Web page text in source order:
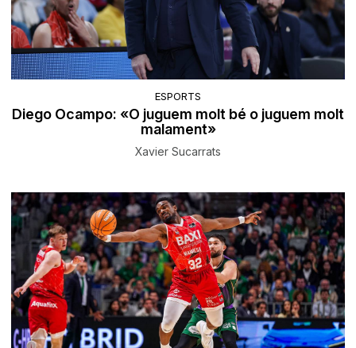
ESPORTS
Diego Ocampo: «O juguem molt bé o juguem molt
malament»
Xavier Sucarrats